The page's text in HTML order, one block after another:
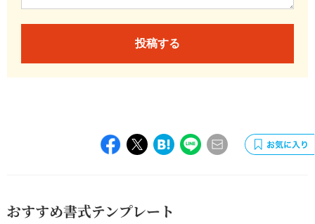
投稿する
おすすめ書式テンプレート